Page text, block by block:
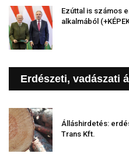
Ezúttal is számos
alkalmából
Erdészeti, vadászati
Álláshirdetés:
Trans Kft.